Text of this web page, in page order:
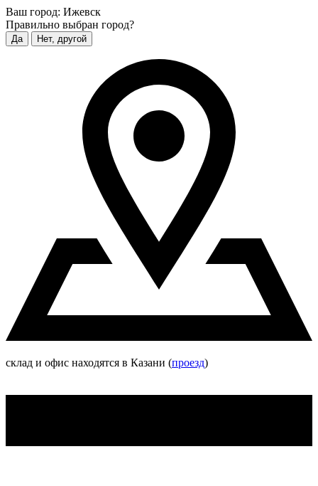
Ваш город: Ижевск
Правильно выбран город?
Да Нет, другой
склад и офис находятся в Казани (проезд)